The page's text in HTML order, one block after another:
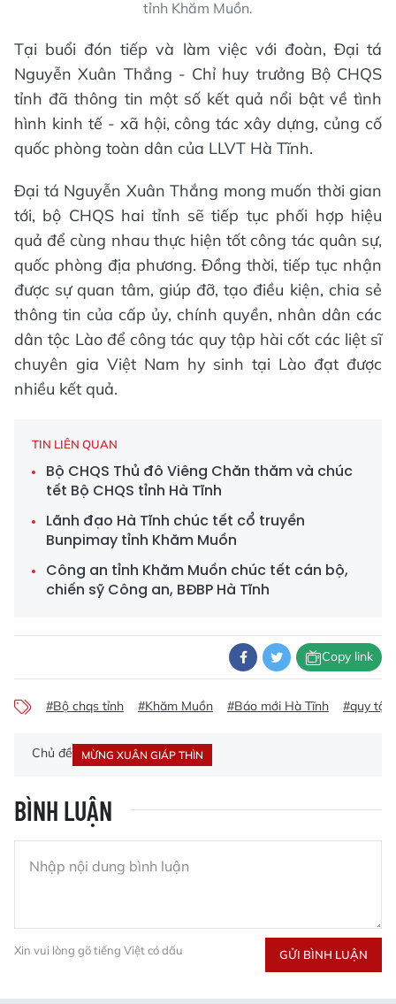
tỉnh Khăm Muồn.
Tại buổi đón tiếp và làm việc với đoàn, Đại tá
Nguyễn Xuân Thắng - Chỉ huy trưởng Bộ CHQS
tỉnh đã thông tin một số kết quả nổi bật về tình
hình kinh tế - xã hội, công tác xây dựng, củng cố
quốc phòng toàn dân của LLVT Hà Tĩnh.
Đại tá Nguyễn Xuân Thắng mong muốn thời gian
tới, bộ CHQS hai tỉnh sẽ tiếp tục phối hợp hiệu
quả để cùng nhau thực hiện tốt công tác quân sự,
quốc phòng địa phương. Đồng thời, tiếp tục nhận
được sự quan tâm, giúp đỡ, tạo điều kiện, chia sẻ
thông tin của cấp ủy, chính quyền, nhân dân các
dân tộc Lào để công tác quy tập hài cốt các liệt sĩ
chuyên gia Việt Nam hy sinh tại Lào đạt được
nhiều kết quả.
TIN LIÊN QUAN
Bộ CHQS Thủ đô Viêng Chăn thăm và chúc
tết Bộ CHQS tỉnh Hà Tĩnh
Lãnh đạo Hà Tĩnh chúc tết cổ truyền
Bunpimay tỉnh Khăm Muồn
Công an tỉnh Khăm Muồn chúc tết cán bộ,
chiến sỹ Công an, BĐBP Hà Tĩnh
Copy link
#Bộ chqs tỉnh #Khăm Muồn #Báo mới Hà Tĩnh #quy
Chủ đề MỪNG XUÂN GIÁP THÌN
BÌNH LUẬN
Xin vui lòng gõ tiếng Việt có dấu GỬI BÌNH LUẬN